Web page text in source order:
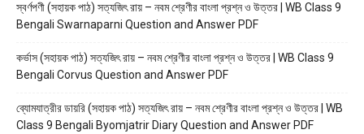
স্বর্ণপণী (সহায়ক পাঠ) সত্যজিৎ রায় – নবম শ্রেণীর বাংলা প্রশ্ন ও উত্তর | WB Class 9
Bengali Swarnaparni Question and Answer PDF
কর্ভাস (সহায়ক পাঠ) সত্যজিৎ রায় – নবম শ্রেণীর বাংলা প্রশ্ন ও উত্তর | WB Class 9
Bengali Corvus Question and Answer PDF
ব্যোমযাত্রীর ডায়রি (সহায়ক পাঠ) সত্যজিৎ রায় – নবম শ্রেণীর বাংলা প্রশ্ন ও উত্তর | WB
Class 9 Bengali Byomjatrir Diary Question and Answer PDF